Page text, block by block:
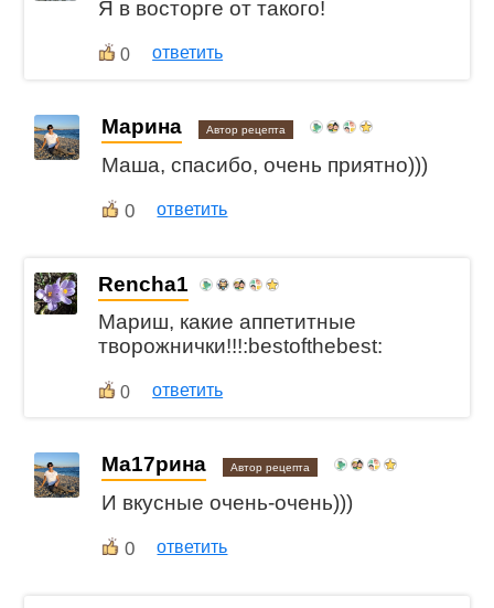
Я в восторге от такого!
0 ответить
Марина Автор рецепта
Маша, спасибо, очень приятно)))
0 ответить
Rencha1
Мариш, какие аппетитные
творожнички!!!:bestofthebest:
0 ответить
Ма17рина Автор рецепта
И вкусные очень-очень)))
0 ответить